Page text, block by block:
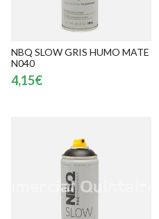
NBQ SLOW GRIS HUMO MATE
N040
4,15€